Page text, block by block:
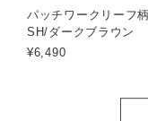
パッチワークリーフ
SH/ダークブラウン
¥6,490